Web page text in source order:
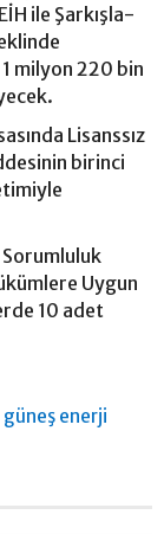
ile Şarkışla-
milyon 220 bin
Lisanssız
birinci
Sorumluluk
Uygun
10 adet
güneş enerji